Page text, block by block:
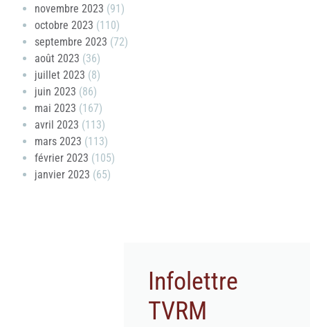
novembre 2023 (91)
octobre 2023 (110)
septembre 2023 (72)
août 2023 (36)
juillet 2023 (8)
juin 2023 (86)
mai 2023 (167)
avril 2023 (113)
mars 2023 (113)
février 2023 (105)
janvier 2023 (65)
Infolettre
TVRM